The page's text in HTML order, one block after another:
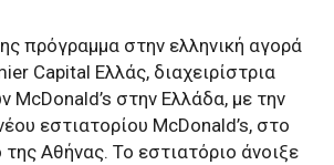
πρόγραμμα στην ελληνική αγορά
Capital Ελλάς, διαχειρίστρια
McDonald’s στην Ελλάδα, με την
εστιατορίου McDonald’s, στο
της Αθήνας. Το εστιατόριο άνοιξε